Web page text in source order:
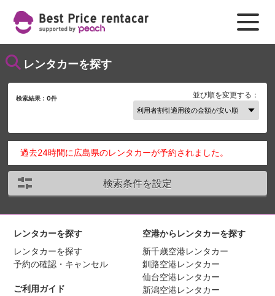
レンタカーを探す
検索結果：0件 並び順を変更する：
過去24時間に広島県のレンタカーが予約されました。
検索条件を設定
レンタカーを探す
レンタカーを探す
予約の確認・キャンセル
ご利用ガイド
空港からレンタカーを探す
新千歳空港レンタカー
釧路空港レンタカー
仙台空港レンタカー
新潟空港レンタカー